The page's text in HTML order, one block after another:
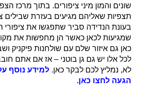
שונים והמון מיני ציפורים. בתוך מרכז
תצפיות שאליהם מגיעים בעזרת שבילים
בעונת הנדידה סביר שתפגשו את ציפורי
שמגיעות לכאן כאשר הן מחפשות את
כאן גם איזור שלם עם שולחנות פיקניק
לכל אלו יש גם גן בוטני – אז אם אתם
לא, נמליץ לכם לבקר כאן. למידע נוסף
הגעה לחצו כאן.